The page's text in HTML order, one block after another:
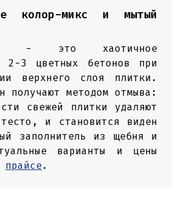
колор-микс и мытый
- это хаотичное
2-3 цветных бетонов при
верхнего слоя плитки.
получают методом отмыва:
свежей плитки удаляют
и становится виден
заполнитель из щебня и
варианты и цены
прайсе.